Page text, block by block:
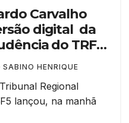
Carvalho
digital da
do TRF
SABINO HENRIQUE
Regional
lançou, na manhã